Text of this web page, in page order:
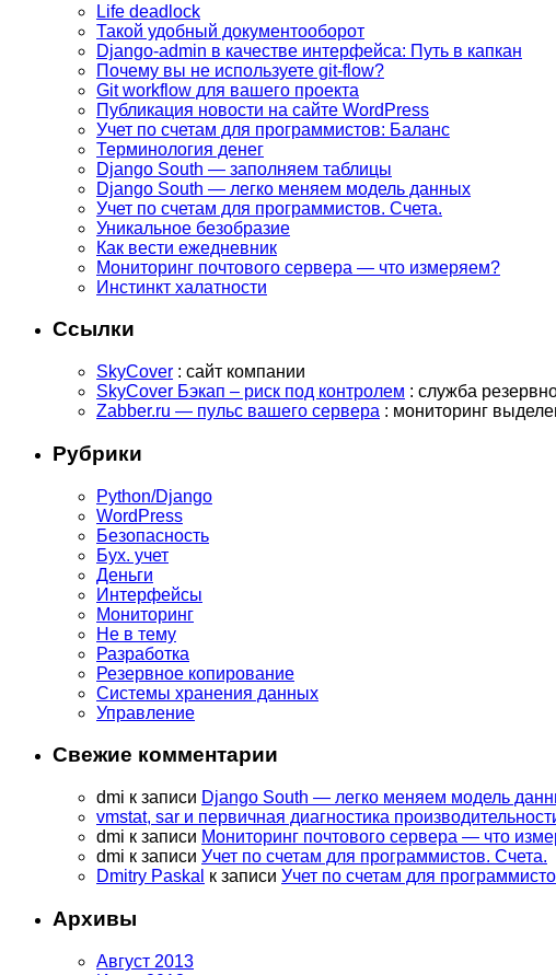
Life deadlock
Такой удобный документооборот
Django-admin в качестве интерфейса: Путь в капкан
Почему вы не используете git-flow?
Git workflow для вашего проекта
Публикация новости на сайте WordPress
Учет по счетам для программистов: Баланс
Терминология денег
Django South — заполняем таблицы
Django South — легко меняем модель данных
Учет по счетам для программистов. Счета.
Уникальное безобразие
Как вести ежедневник
Мониторинг почтового сервера — что измеряем?
Инстинкт халатности
Ссылки
SkyCover : сайт компании
SkyCover Бэкап – риск под контролем : служба
Zabber.ru — пульс вашего сервера : мониторинг
Рубрики
Python/Django
WordPress
Безопасность
Бух. учет
Деньги
Интерфейсы
Мониторинг
Не в тему
Разработка
Резервное копирование
Системы хранения данных
Управление
Свежие комментарии
dmi к записи Django South — легко меняем модель
vmstat, sar и первичная диагностика
dmi к записи Мониторинг почтового сервера — что
dmi к записи Учет по счетам для программистов. Счета.
Dmitry Paskal к записи Учет по счетам для
Архивы
Август 2013